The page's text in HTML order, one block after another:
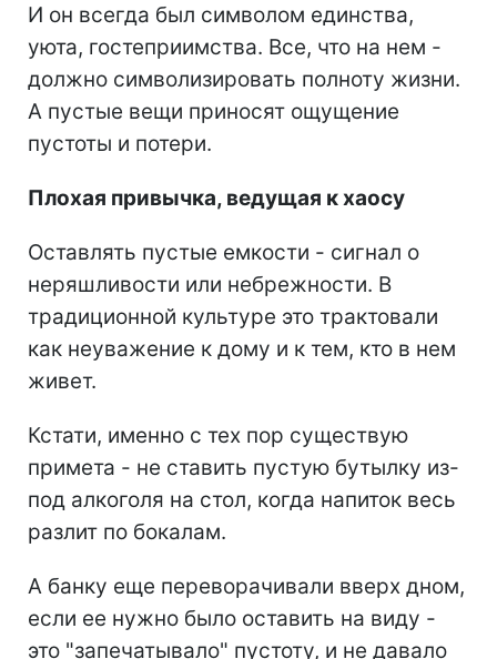
И он всегда был символом единства,
уюта, гостеприимства. Все, что на нем -
должно символизировать полноту жизни.
А пустые вещи приносят ощущение
пустоты и потери.
Плохая привычка, ведущая к хаосу
Оставлять пустые емкости - сигнал о
неряшливости или небрежности. В
традиционной культуре это трактовали
как неуважение к дому и к тем, кто в нем
живет.
Кстати, именно с тех пор существую
примета - не ставить пустую бутылку из-
под алкоголя на стол, когда напиток весь
разлит по бокалам.
А банку еще переворачивали вверх дном,
если ее нужно было оставить на виду -
это "запечатывало" пустоту, и не давало